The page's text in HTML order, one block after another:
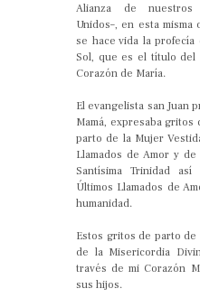
Alianza de nuestros
Unidos–, en esta misma
se hace vida la
Sol, que es el título del
Corazón de María.
El evangelista san Juan
Mamá, expresaba
parto de la Mujer
Llamados de Amor y
Santísima Trinidad
Últimos Llamados de
humanidad.
Estos gritos de parto
de la Misericordia
través de mi Corazón
sus hijos.